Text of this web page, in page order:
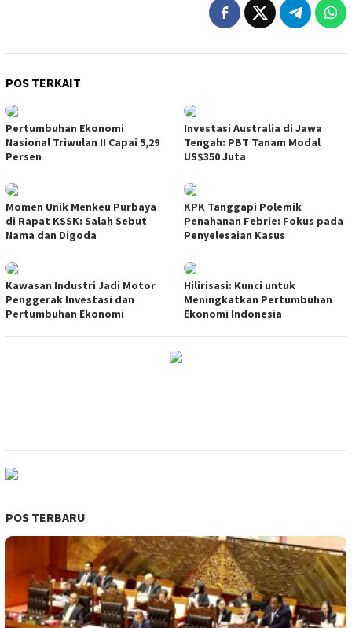
POS TERKAIT
Pertumbuhan Ekonomi
Nasional Triwulan II Capai 5,29
Persen
Investasi Australia di Jawa
Tengah: PBT Tanam Modal
US$350 Juta
Momen Unik Menkeu Purbaya
di Rapat KSSK: Salah Sebut
Nama dan Digoda
KPK Tanggapi Polemik
Penahanan Febrie: Fokus pada
Penyelesaian Kasus
Kawasan Industri Jadi Motor
Penggerak Investasi dan
Pertumbuhan Ekonomi
Hilirisasi: Kunci untuk
Meningkatkan Pertumbuhan
Ekonomi Indonesia
POS TERBARU